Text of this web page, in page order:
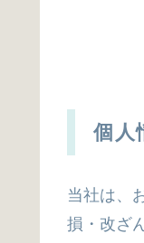
個人
当社は、
損・改ざ